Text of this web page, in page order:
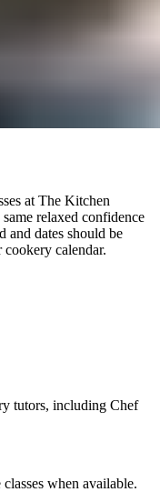
at The Kitchen
relaxed confidence
dates should be
tutors, including Chef